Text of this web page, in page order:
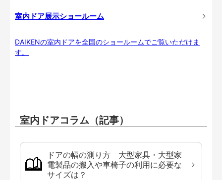
室内ドア展示ショールーム
DAIKENの室内ドアを全国のショールームでご覧いただけま
す。
室内ドアコラム（記事）
ドアの幅の測り方 大型家具・大型家
電製品の搬入や車椅子の利用に必要な
サイズは？